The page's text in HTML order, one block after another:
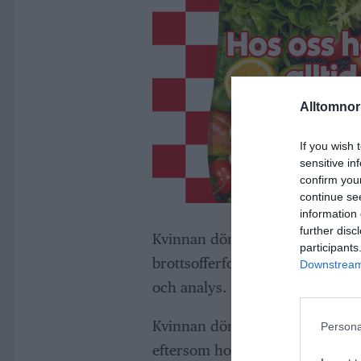
If you wish
sensitive
confirm
continue
information
further
Kvinnan döms till fängelse i en
brottsofferfonden samt ersätta
och analys.
Kvinnan döms för grovt
eftersom hon saknade körkort.